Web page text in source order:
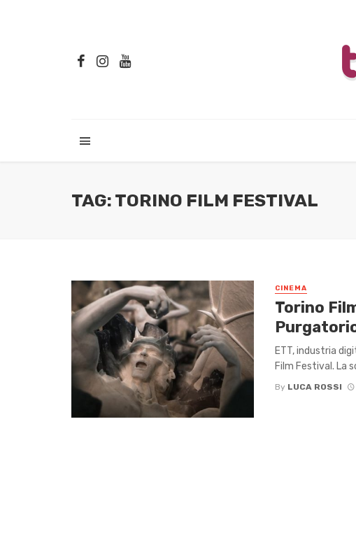
TAG: TORINO FILM FESTIVAL
CINEMA
Torino
ETT, industria
Film Festival. La
By LUCA ROSSI